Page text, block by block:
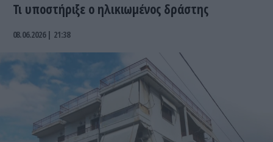
Τι υποστήριξε ο ηλικιωμένος δράστης
08.06.2026 | 21:38